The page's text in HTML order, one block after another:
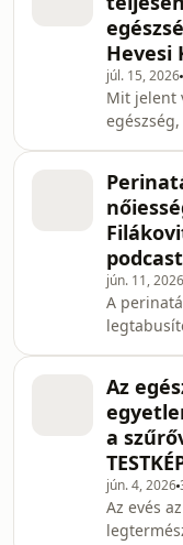
Hevesi
júl. 15, 2026
Mit jelent
Testkép
Magazin
női intim
oldaláról. Szóba kerül, milyen
jún. 11, 2026
A
arról,
kisfia
a tragédia
és
talált
a
Az
a
jún. 4, 2026
Az evés